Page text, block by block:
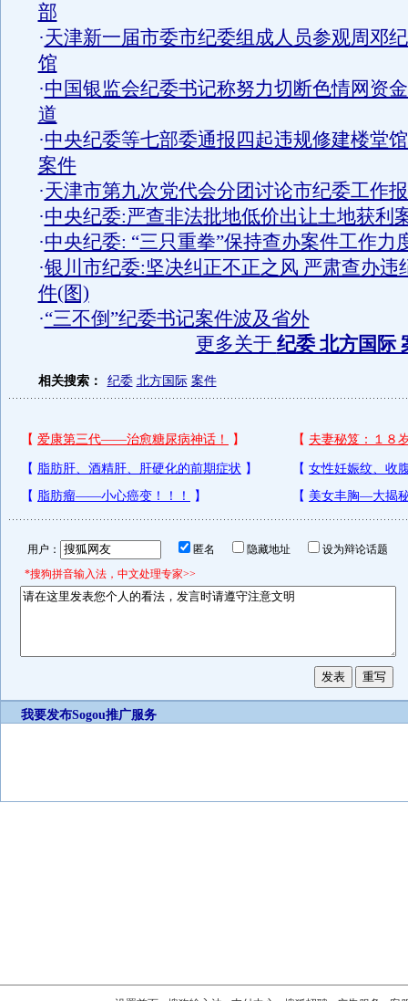
部
·天津新一届市委市纪委组成人员参观周邓
馆
·中国银监会纪委书记称努力切断色情网资
道
·中央纪委等七部委通报四起违规修建楼堂
案件
·天津市第九次党代会分团讨论市纪委工作
·中央纪委:严查非法批地低价出让土地获利
·中央纪委: “三只重拳”保持查办案件工作力
·银川市纪委:坚决纠正不正之风 严肃查办违
件(图)
·“三不倒”纪委书记案件波及省外
更多关于 纪委 北方国际
相关搜索： 纪委 北方国际 案件
用户： 匿名 隐藏地址
设为辩论话题
*搜狗拼音输入法，中文处理专家>>
我要发布Sogou推广服务